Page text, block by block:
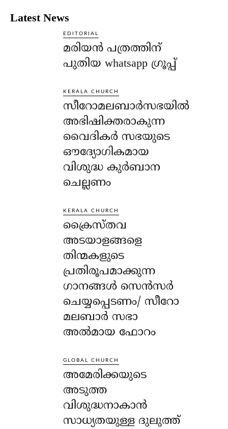
Latest News
EDITORIAL
മരിയൻ പത്രത്തിന്
പുതിയ whatsapp ഗ്രൂപ്പ്
KERALA CHURCH
സീറോമലബാർസഭയിൽ
അഭിഷിക്തരാകുന്ന
വൈദികർ സഭയുടെ
ഔദ്യോഗികമായ
വിശുദ്ധ കുർബാന
ചെല്ലണം
KERALA CHURCH
ക്രൈസ്തവ
അടയാളങ്ങളെ
തിന്മകളുടെ
പ്രതിരൂപമാക്കുന്ന
ഗാനങ്ങൾ സെൻസർ
ചെയ്യപ്പെടണം/ സീറോ
മലബാർ സഭാ
അൽമായ ഫോറം
GLOBAL CHURCH
അമേരിക്കയുടെ
അടുത്ത
വിശുദ്ധനാകാൻ
സാധ്യതയുള്ള ദുലുത്ത്